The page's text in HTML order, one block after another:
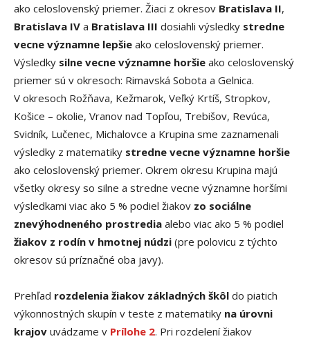
ako celoslovenský priemer. Žiaci z okresov Bratislava II,
Bratislava IV a Bratislava III dosiahli výsledky stredne
vecne významne lepšie ako celoslovenský priemer.
Výsledky silne vecne významne horšie ako celoslovenský
priemer sú v okresoch: Rimavská Sobota a Gelnica.
V okresoch Rožňava, Kežmarok, Veľký Krtíš, Stropkov,
Košice – okolie, Vranov nad Topľou, Trebišov, Revúca,
Svidník, Lučenec, Michalovce a Krupina sme zaznamenali
výsledky z matematiky stredne vecne významne horšie
ako celoslovenský priemer. Okrem okresu Krupina majú
všetky okresy so silne a stredne vecne významne horšími
výsledkami viac ako 5 % podiel žiakov zo sociálne
znevýhodneného prostredia alebo viac ako 5 % podiel
žiakov z rodín v hmotnej núdzi (pre polovicu z týchto
okresov sú príznačné oba javy).
Prehľad rozdelenia žiakov základných škôl do piatich
výkonnostných skupín v teste z matematiky na úrovni
krajov uvádzame v Prílohe 2. Pri rozdelení žiakov